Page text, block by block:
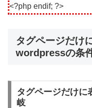
<?php endif; ?>
タグページだけ
wordpressの条
タグページだけ
岐